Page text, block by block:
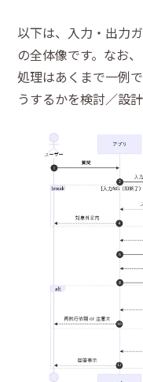
以下は、入力・出力
の全体像です。なお
処理はあくまで一例
うするかを検討／設